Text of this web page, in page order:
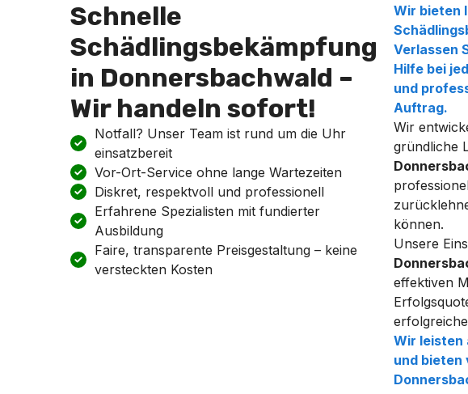
Schnelle
Schädlingsbekämpfung
in Donnersbachwald –
Wir handeln sofort!
Notfall? Unser Team ist rund um die Uhr
einsatzbereit
Vor-Ort-Service ohne lange Wartezeiten
Diskret, respektvoll und professionell
Erfahrene Spezialisten mit fundierter
Ausbildung
Faire, transparente Preisgestaltung – keine
versteckten Kosten
Wir bieten
Verlassen
Hilfe bei
und
Auftrag.
Wir
gründliche
können.
Unsere
effektiven
Wir leisten
und bieten